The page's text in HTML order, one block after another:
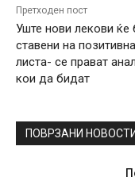
Претходен пост
Уште нови лекови ќе
ставени на
листа- се прават
кои да бидат
ПОВРЗАНИ НОВОСТИ